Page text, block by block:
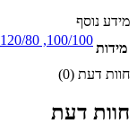
מידע נוסף
מידות
100/100
,
120/80
חוות דעת (0)
חוות דעת